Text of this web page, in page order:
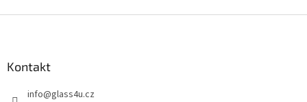
Kontakt
info@glass4u.cz